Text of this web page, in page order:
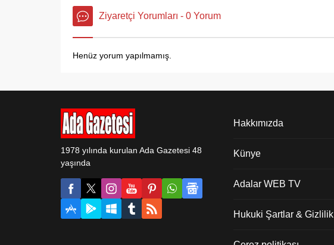
Ziyaretçi Yorumları - 0 Yorum
Henüz yorum yapılmamış.
1978 yılında kurulan Ada Gazetesi 48
yaşında
Hakkımızda
Künye
Adalar WEB TV
Hukuki Şartlar & Gizlilik